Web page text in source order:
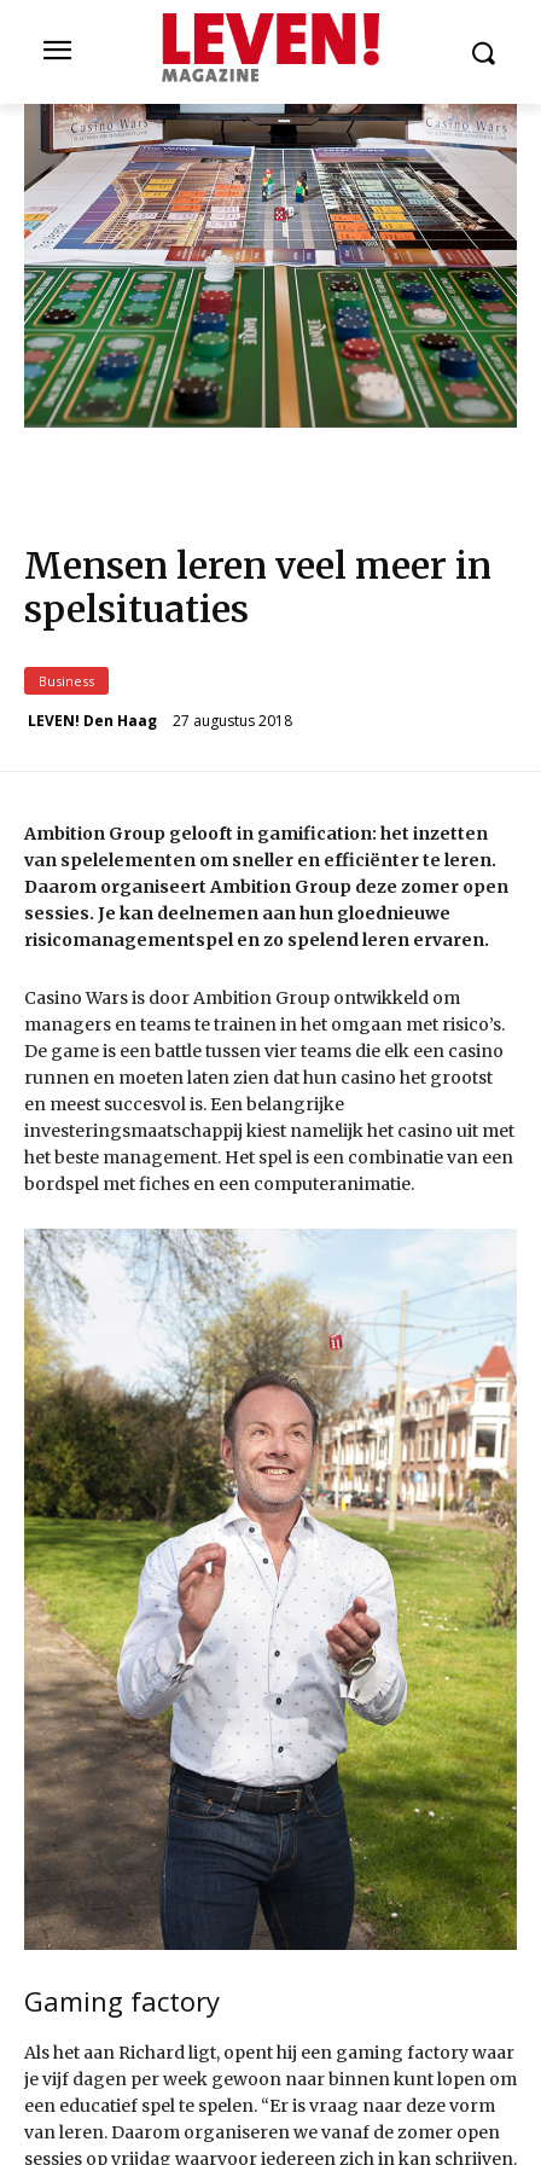
Mensen leren veel meer in
spelsituaties
Business
LEVEN! Den Haag 27 augustus 2018
Ambition Group gelooft in gamification: het inzetten
van spelelementen om sneller en efficiënter te leren.
Daarom organiseert Ambition Group deze zomer open
sessies. Je kan deelnemen aan hun gloednieuwe
risicomanagementspel en zo spelend leren ervaren.
Casino Wars is door Ambition Group ontwikkeld om
managers en teams te trainen in het omgaan met risico’s.
De game is een battle tussen vier teams die elk een casino
runnen en moeten laten zien dat hun casino het grootst
en meest succesvol is. Een belangrijke
investeringsmaatschappij kiest namelijk het casino uit met
het beste management. Het spel is een combinatie van een
bordspel met fiches en een computeranimatie.
Gaming factory
Als het aan Richard ligt, opent hij een gaming factory waar
je vijf dagen per week gewoon naar binnen kunt lopen om
een educatief spel te spelen. “Er is vraag naar deze vorm
van leren. Daarom organiseren we vanaf de zomer open
sessies op vrijdag waarvoor iedereen zich in kan schrijven.